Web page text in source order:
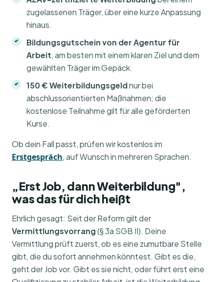
zugelassenen Träger, über eine kurze Anpassung
hinaus.
Bildungsgutschein von der Agentur für
Arbeit, am besten mit einem klaren Ziel und dem
gewählten Träger im Gepäck.
150 € Weiterbildungsgeldnur bei
abschlussorientierten Maßnahmen; die
kostenlose Teilnahme gilt für alle geförderten
Kurse.
Ob dein Fall passt, prüfen wir kostenlos im
Erstgespräch, auf Wunsch in mehreren Sprachen.
„Erst Job, dann Weiterbildung",
was das für dich heißt
Ehrlich gesagt: Seit der Reform gilt der
Vermittlungsvorrang(§ 3a SGB II). Deine
Vermittlung prüft zuerst, ob es eine zumutbare Stelle
gibt, die du sofort annehmen könntest. Gibt es die,
geht der Job vor. Gibt es sie nicht, oder führt erst eine